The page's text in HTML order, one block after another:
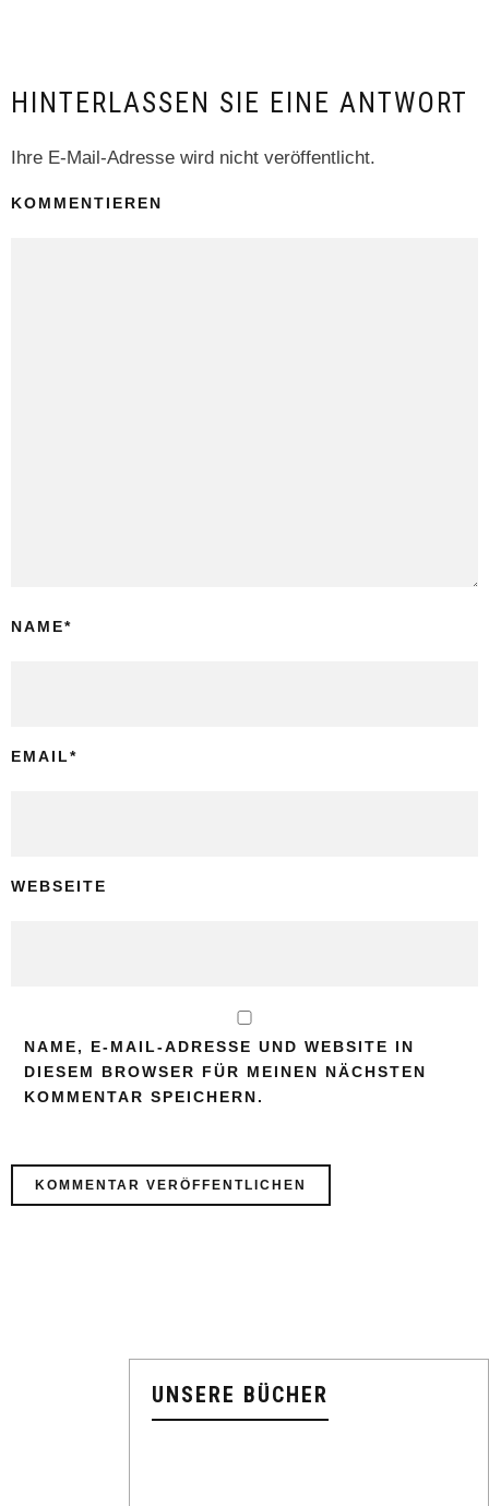
HINTERLASSEN SIE EINE ANTWORT
Ihre E-Mail-Adresse wird nicht veröffentlicht.
KOMMENTIEREN
NAME*
EMAIL*
WEBSEITE
NAME, E-MAIL-ADRESSE UND WEBSITE IN
DIESEM BROWSER FÜR MEINEN NÄCHSTEN
KOMMENTAR SPEICHERN.
UNSERE BÜCHER